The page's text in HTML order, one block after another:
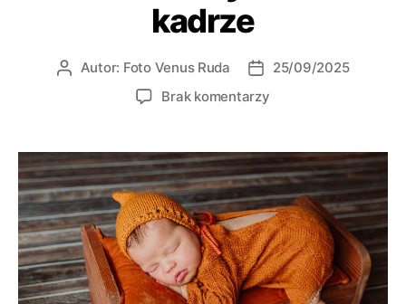
kadrze
Autor: Foto Venus Ruda
25/09/2025
Brak komentarzy